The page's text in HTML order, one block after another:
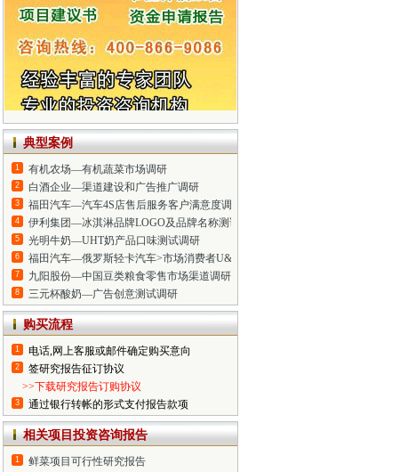
典型案例
1 有机农场—有机蔬菜市场调研
2 白酒企业—渠道建设和广告推广调研
3 福田汽车—汽车4S店售后服务客户满意度调研
4 伊利集团—冰淇淋品牌LOGO及品牌名称测试调研
5 光明牛奶—UHT奶产品口味测试调研
6 福田汽车—俄罗斯轻卡汽车>市场消费者U&A调研
7 九阳股份—中国豆类粮食零售市场渠道调研
8 三元杯酸奶—广告创意测试调研
购买流程
1 电话,网上客服或邮件确定购买意向
2
签研究报告征订协议
>>下载研究报告订购协议
3 通过银行转帐的形式支付报告款项
相关项目投资咨询报告
1 鲜菜项目可行性研究报告